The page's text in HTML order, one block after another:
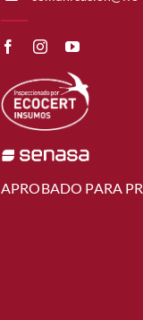
APROBADO PARA